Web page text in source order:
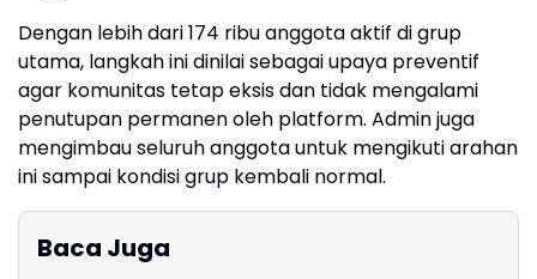
Dengan lebih dari 174 ribu anggota aktif di grup
utama, langkah ini dinilai sebagai upaya preventif
agar komunitas tetap eksis dan tidak mengalami
penutupan permanen oleh platform. Admin juga
mengimbau seluruh anggota untuk mengikuti arahan
ini sampai kondisi grup kembali normal.
Baca Juga